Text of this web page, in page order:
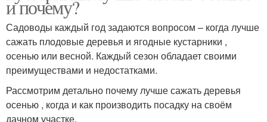
и почему?
Садоводы каждый год задаются вопросом – когда лучше
сажать плодовые деревья и ягодные кустарники ,
осенью или весной. Каждый сезон обладает своими
преимуществами и недостатками.
Рассмотрим детально почему лучше сажать деревья
осенью , когда и как производить посадку на своём
дачном участке.